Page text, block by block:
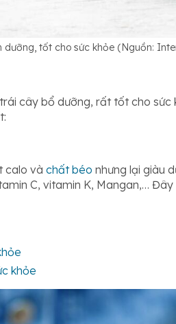
dưỡng, tốt cho sức khỏe (Nguồn:
cây bổ dưỡng, rất tốt cho sức
calo và chất béo nhưng lại giàu
C, vitamin K, Mangan,… Đây
khỏe